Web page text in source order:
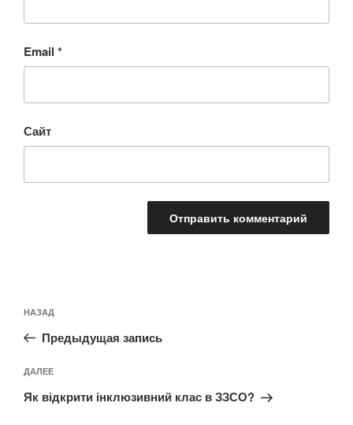
Email *
Сайт
по
записям
Предыдущая
запись:
НАЗАД
Предыдущая запись
Следующая
запись
ДАЛЕЕ
Як відкрити інклюзивний клас в ЗЗСО?